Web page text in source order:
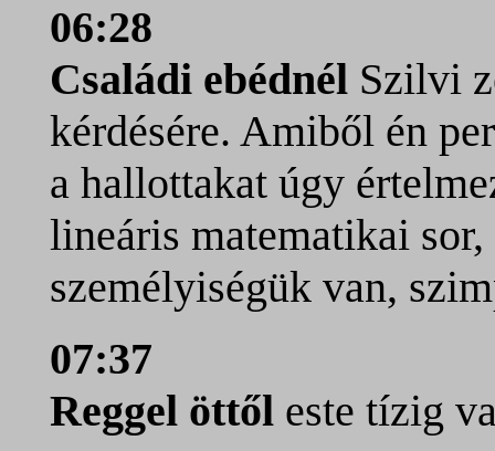
06:28
Családi ebédnél Szilvi
kérdésére. Amiből én
a hallottakat úgy
lineáris matematikai
személyiségük van,
07:37
Reggel öttől este tízig